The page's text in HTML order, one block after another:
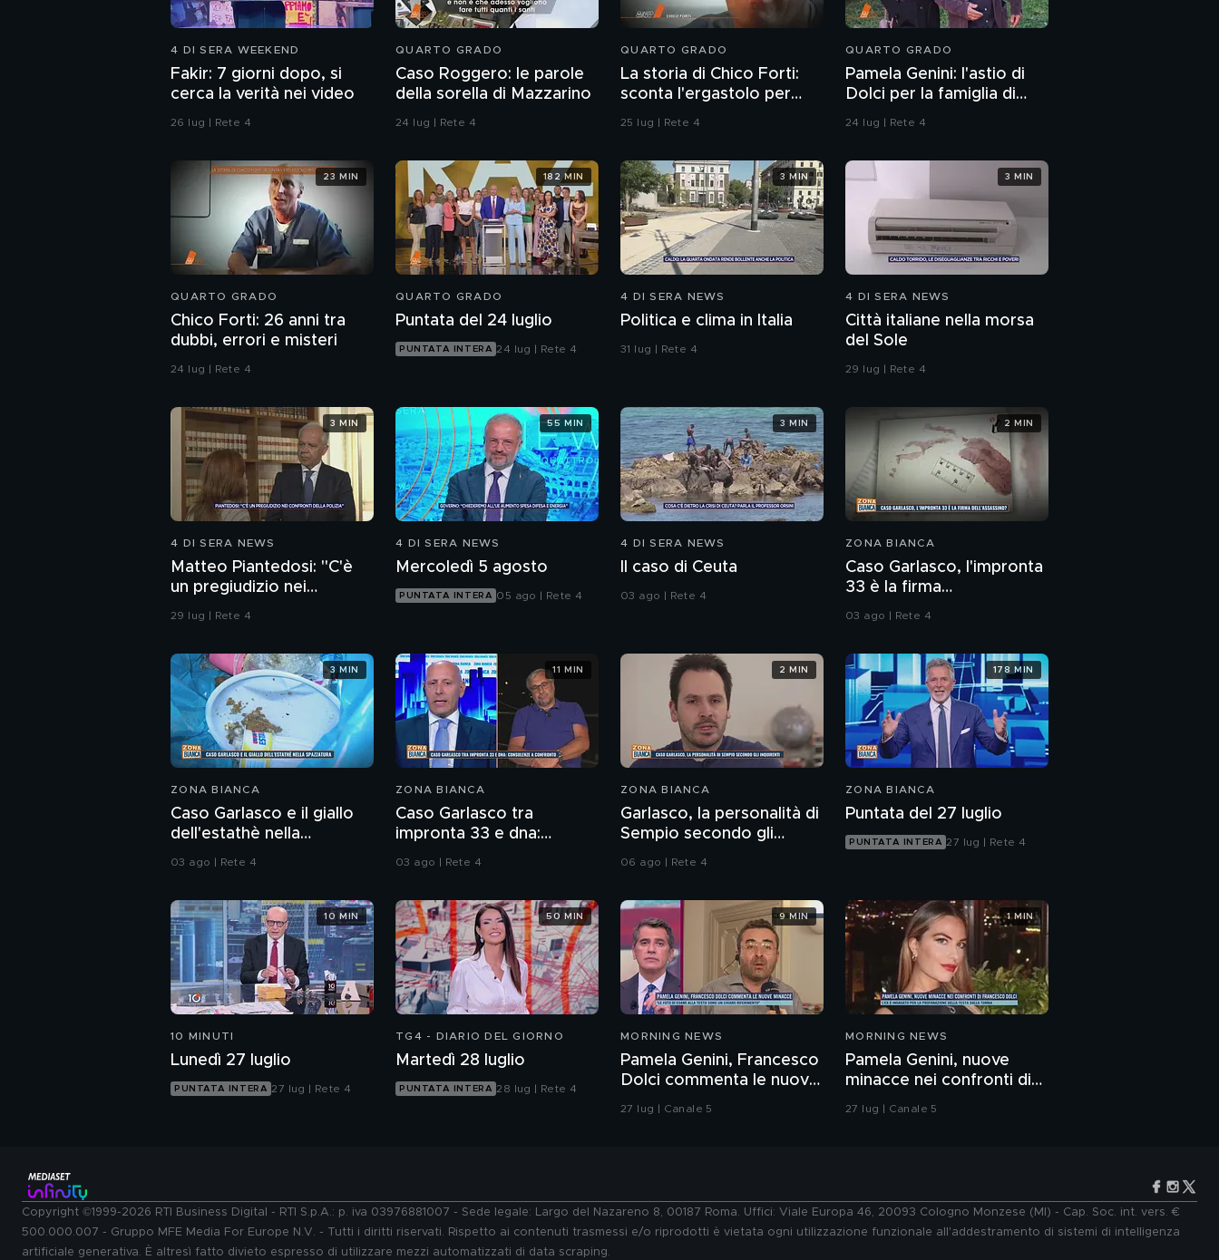
4 DI SERA WEEKEND
Fakir: 7 giorni dopo, si
cerca la verità nei video
26 lug | Rete 4
QUARTO GRADO
Caso Roggero: le parole
della sorella di Mazzarino
24 lug | Rete 4
QUARTO GRADO
La storia di Chico Forti:
sconta l'ergastolo per
omicidio
25 lug | Rete 4
QUARTO GRADO
Pamela Genini: l'astio di
Dolci per la famiglia di
Pamela
24 lug | Rete 4
QUARTO GRADO
Chico Forti: 26 anni tra
dubbi, errori e misteri
24 lug | Rete 4
23 MIN
QUARTO GRADO
Puntata del 24 luglio
PUNTATA INTERA 24 lug | Rete 4
182 MIN
4 DI SERA NEWS
Politica e clima in Italia
31 lug | Rete 4
3 MIN
4 DI SERA NEWS
Città italiane nella morsa
del Sole
29 lug | Rete 4
3 MIN
4 DI SERA NEWS
Matteo Piantedosi: "C'è
un pregiudizio nei
confronti della polizia"
29 lug | Rete 4
3 MIN
4 DI SERA NEWS
Mercoledì 5 agosto
PUNTATA INTERA 05 ago | Rete 4
55 MIN
4 DI SERA NEWS
Il caso di Ceuta
03 ago | Rete 4
3 MIN
ZONA BIANCA
Caso Garlasco, l'impronta
33 è la firma
dell'assassino?
03 ago | Rete 4
2 MIN
ZONA BIANCA
Caso Garlasco e il giallo
dell'estathè nella
spazzatura
03 ago | Rete 4
3 MIN
ZONA BIANCA
Caso Garlasco tra
impronta 33 e dna:
consulenze a confronto
03 ago | Rete 4
11 MIN
ZONA BIANCA
Garlasco, la personalità di
Sempio secondo gli
inquirenti
06 ago | Rete 4
2 MIN
ZONA BIANCA
Puntata del 27 luglio
PUNTATA INTERA 27 lug | Rete 4
178 MIN
10 MINUTI
Lunedì 27 luglio
PUNTATA INTERA 27 lug | Rete 4
10 MIN
TG4 - DIARIO DEL GIORNO
Martedì 28 luglio
PUNTATA INTERA 28 lug | Rete 4
50 MIN
MORNING NEWS
Pamela Genini, Francesco
Dolci commenta le nuove
minacce
27 lug | Canale 5
9 MIN
MORNING NEWS
Pamela Genini, nuove
minacce nei confronti di
Francesco Dolci
27 lug | Canale 5
1 MIN
Copyright ©1999-2026 RTI Business Digital - RTI S.p.A.: p. iva 03976881007 - Sede legale: Largo del Nazareno 8, 00187 Roma. Uffici: Viale Europa 46, 20093 Cologno Monzese (MI) - Cap. Soc. int. vers. €
500.000.007 - Gruppo MFE Media For Europe N.V. - Tutti i diritti riservati. Rispetto ai contenuti trasmessi e/o riprodotti è vietata ogni utilizzazione funzionale all'addestramento di sistemi di intelligenza
artificiale generativa. È altresì fatto divieto espresso di utilizzare mezzi automatizzati di data scraping.